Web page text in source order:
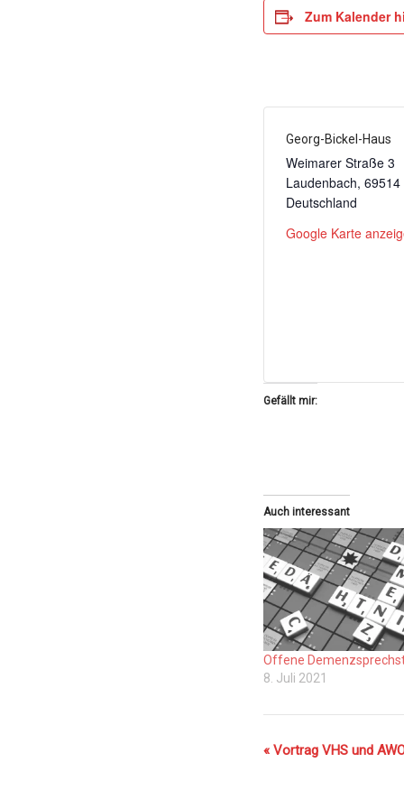
Zum Kalender
Georg-Bickel-Haus
Weimarer Straße 3
Laudenbach, 69514
Deutschland
Google Karte
Gefällt mir:
Auch interessant
Offene
8. Juli 2021
V
« Vortrag VHS und